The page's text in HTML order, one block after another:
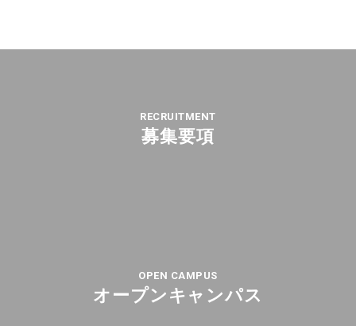
RECRUITMENT
募集要項
OPEN CAMPUS
オープンキャンパス